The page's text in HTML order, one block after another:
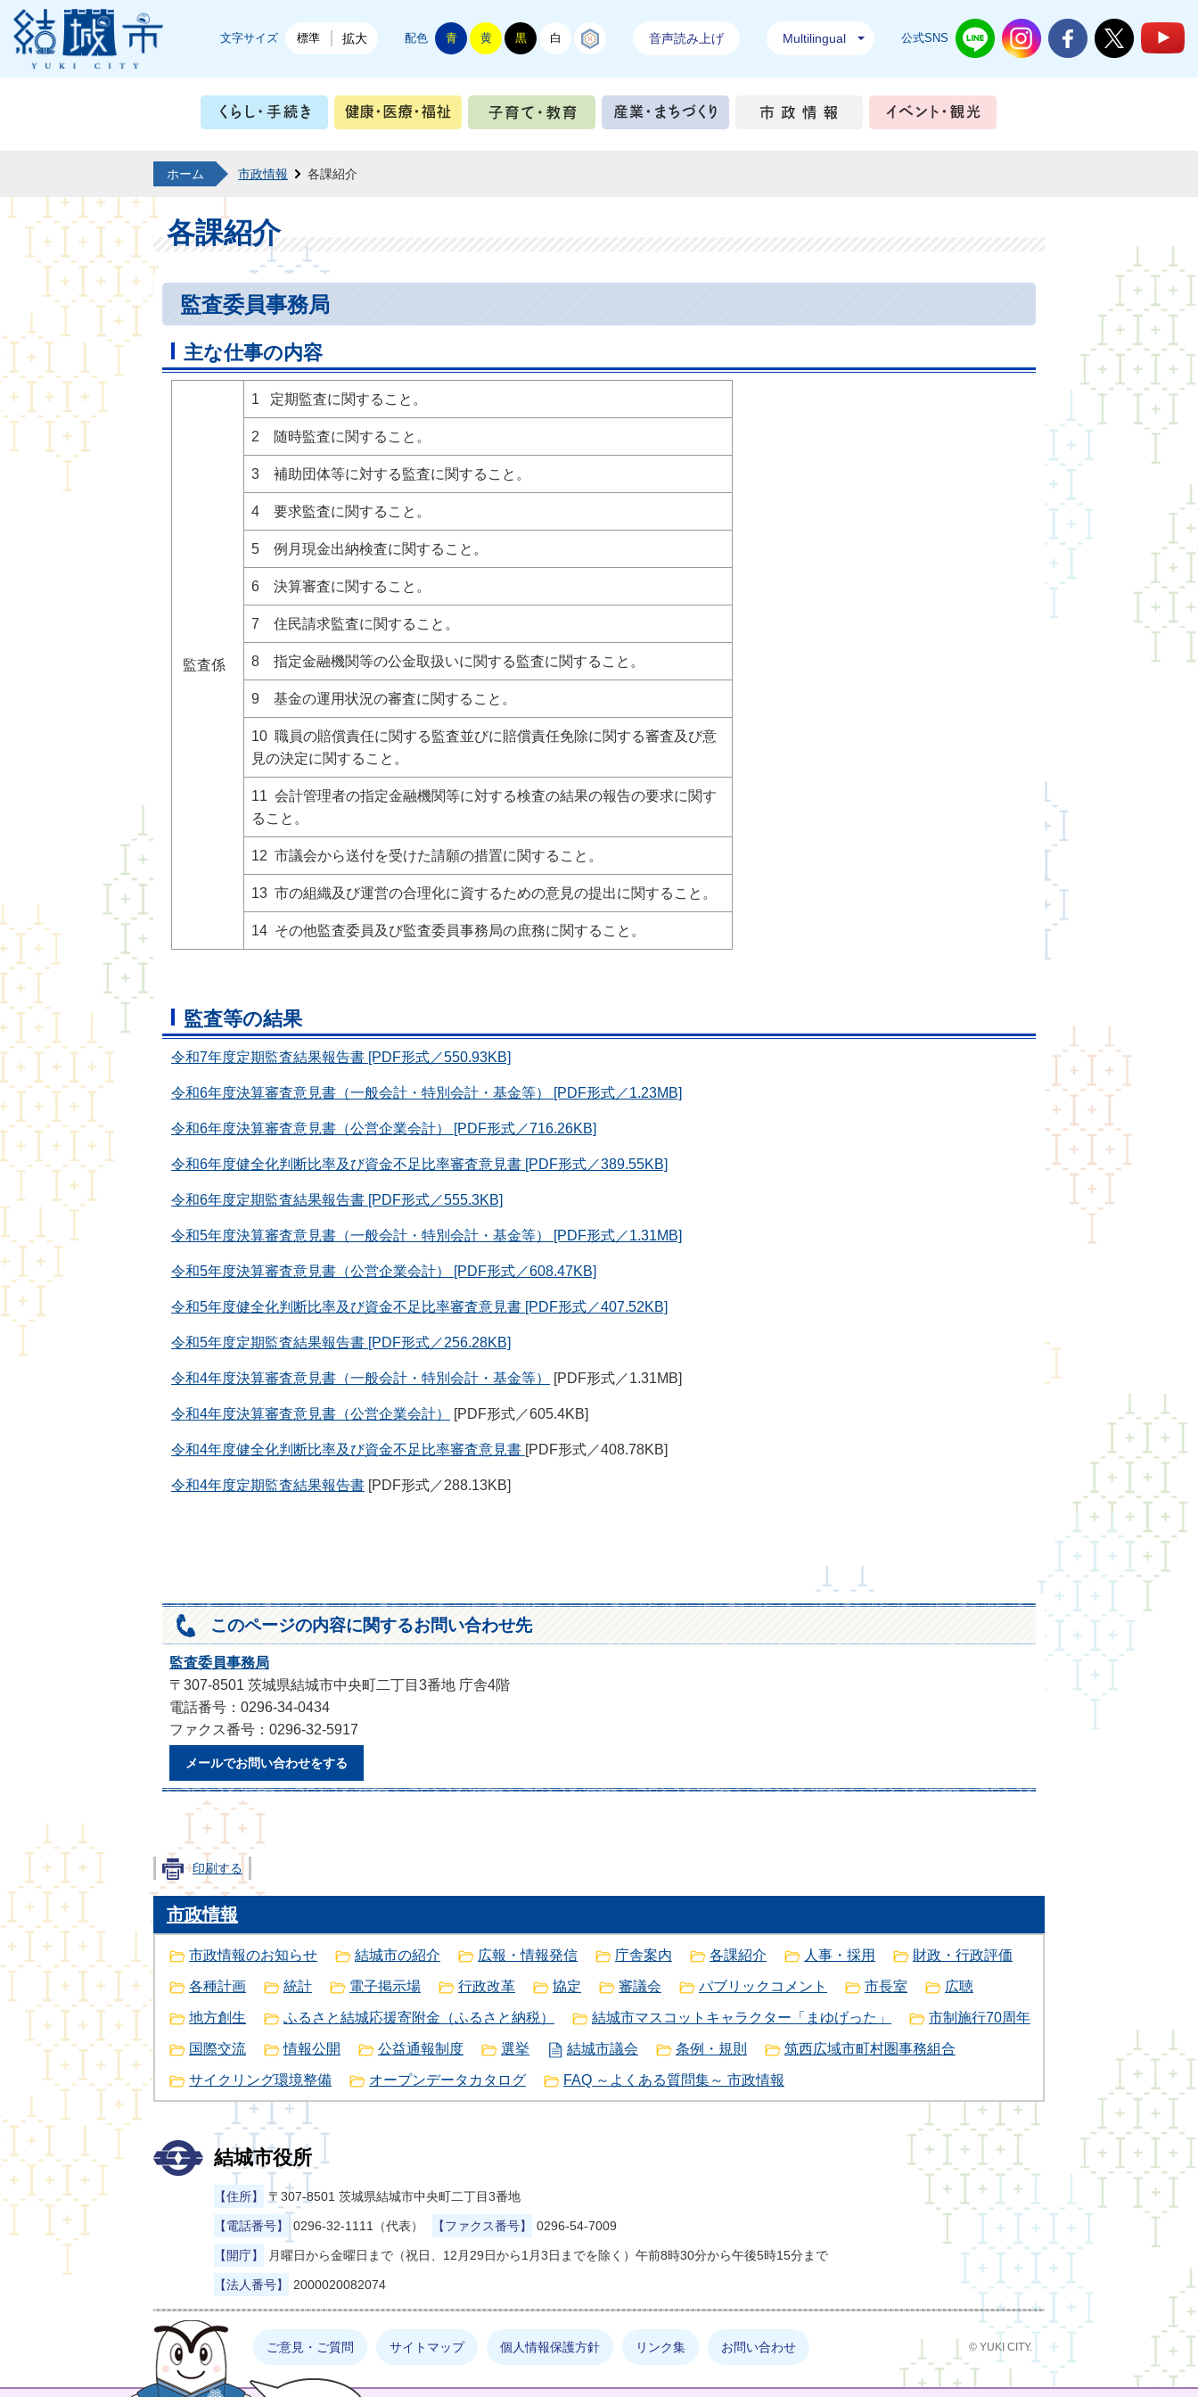
結城市公式ホームページ
文字サイズ 標準 拡大 配色 青 黄 黒 白 音声読み上げ Multilingual 公式SNS 結城市公式LINE結城市公式Instagram
結城市公式Facebook
結城市公式
くらし・手続き 健康・医療・福祉 子育て・教育 産業・まちづくり 市政情報
まゆげった
お探しの情報は何でしょうか？
ホーム 市政情報 各課紹介
各課紹介
監査委員事務局
主な仕事の内容
監査係
1 定期監査に関すること。
2 随時監査に関すること。
3 補助団体等に対する監査に関すること。
4 要求監査に関すること。
5 例月現金出納検査に関すること。
6 決算審査に関すること。
7 住民請求監査に関すること。
8 指定金融機関等の公金取扱いに関する監査に関すること。
9 基金の運用状況の審査に関すること。
10 職員の賠償責任に関する監査並びに賠償責任免除に関する審査及び意
見の決定に関すること。
11 会計管理者の指定金融機関等に対する検査の結果の報告の要求に関す
ること。
12 市議会から送付を受けた請願の措置に関すること。
13 市の組織及び運営の合理化に資するための意見の提出に関すること。
14 その他監査委員及び監査委員事務局の庶務に関すること。
監査等の結果
令和7年度定期監査結果報告書 [PDF形式／550.93KB]
令和6年度決算審査意見書（一般会計・特別会計・基金等） [PDF形式／1.23MB]
令和6年度決算審査意見書（公営企業会計） [PDF形式／716.26KB]
令和6年度健全化判断比率及び資金不足比率審査意見書 [PDF形式／389.55KB]
令和6年度定期監査結果報告書 [PDF形式／555.3KB]
令和5年度決算審査意見書（一般会計・特別会計・基金等） [PDF形式／1.31MB]
令和5年度決算審査意見書（公営企業会計） [PDF形式／608.47KB]
令和5年度健全化判断比率及び資金不足比率審査意見書 [PDF形式／407.52KB]
令和5年度定期監査結果報告書 [PDF形式／256.28KB]
令和4年度決算審査意見書（一般会計・特別会計・基金等） [PDF形式／1.31MB]
令和4年度決算審査意見書（公営企業会計） [PDF形式／605.4KB]
令和4年度健全化判断比率及び資金不足比率審査意見書 [PDF形式／408.78KB]
令和4年度定期監査結果報告書 [PDF形式／288.13KB]
このページの内容に関するお問い合わせ先
監査委員事務局
〒307-8501 茨城県結城市中央町二丁目3番地 庁舎4階
電話番号：0296-34-0434
ファクス番号：0296-32-5917
メールでお問い合わせをする
印刷する
市政情報
市政情報のお知らせ 結城市の紹介 広報・情報発信 庁舎案内 各課紹介 人事・採用 財政・行政評価
各種計画 統計 電子掲示場 行政改革 協定 審議会 パブリックコメント 市長室 広聴
地方創生 ふるさと結城応援寄附金（ふるさと納税） 結城市マスコットキャラクター「まゆげった」 市制施行70周年
国際交流 情報公開 公益通報制度 選挙 結城市議会 条例・規則 筑西広域市町村圏事務組合
サイクリング環境整備 オープンデータカタログ FAQ ～よくある質問集～ 市政情報
結城市役所
【住所】 〒307-8501 茨城県結城市中央町二丁目3番地
【電話番号】 0296-32-1111（代表） 【ファクス番号】 0296-54-7009
【開庁】 月曜日から金曜日まで（祝日、12月29日から1月3日までを除く）午前8時30分から午後5時15分まで
【法人番号】 2000020082074
ご意見・ご質問 サイトマップ 個人情報保護方針 リンク集 お問い合わせ © YUKI CITY.